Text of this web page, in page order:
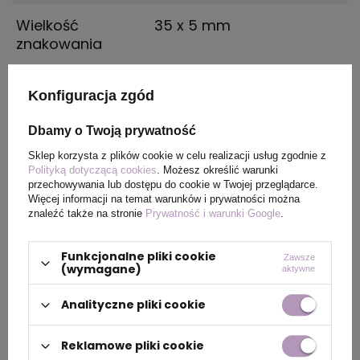
Wielkość
znakowania
35 x 5 mm
Grupa
znakowania
Opakowanie etui Sheaffer
Kolor tuszu czarny
Długopis
Sheaffer
model 325
posiada korpus pokryty
chromem wykończenia w kolorze złotym.
Konfiguracja zgód
Dbamy o Twoją prywatność
Sklep korzysta z plików cookie w celu realizacji usług zgodnie z
Polityką dotyczącą cookies. Możesz określić warunki
przechowywania lub dostępu do cookie w Twojej przeglądarce.
Więcej informacji na temat warunków i prywatności można
znaleźć także na stronie Prywatność i warunki Google.
Funkcjonalne pliki cookie
(wymagane)
Zawsze
aktywne
Analityczne pliki cookie
Reklamowe pliki cookie